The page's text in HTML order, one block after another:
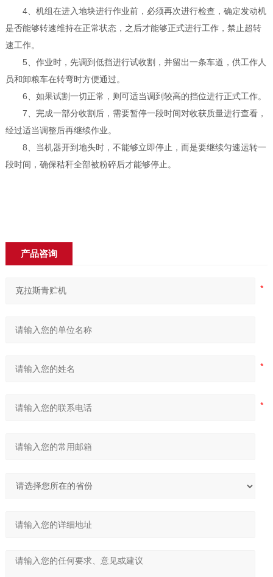
4、机组在进入地块进行作业前，必须再次进行检查，确定发动机
是否能够转速维持在正常状态，之后才能够正式进行工作，禁止超转
速工作。
5、作业时，先调到低挡进行试收割，并留出一条车道，供工作人
员和卸粮车在转弯时方便通过。
6、如果试割一切正常，则可适当调到较高的挡位进行正式工作。
7、完成一部分收割后，需要暂停一段时间对收获质量进行查看，
经过适当调整后再继续作业。
8、当机器开到地头时，不能够立即停止，而是要继续匀速运转一
段时间，确保秸秆全部被粉碎后才能够停止。
产品咨询